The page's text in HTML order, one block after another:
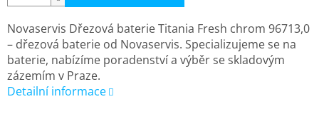
Novaservis Dřezová baterie Titania Fresh chrom 96713,0
– dřezová baterie od Novaservis. Specializujeme se na
baterie, nabízíme poradenství a výběr se skladovým
zázemím v Praze.
Detailní informace